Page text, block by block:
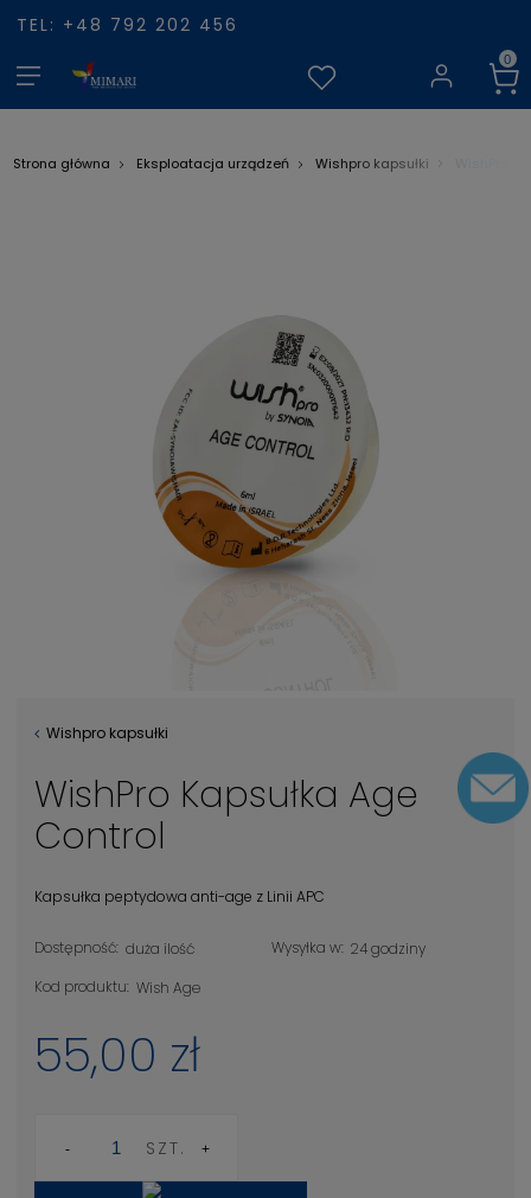
TEL: +48 792 202 456
Strona główna Eksploatacja urządzeń Wishpro kapsułki
Wishpro kapsułki
WishPro Kapsułka Age
Control
Kapsułka peptydowa anti-age z Linii APC
Dostępność: duża ilość Wysyłka w: 24 godziny
Kod produktu: Wish Age
55,00 zł
SZT.